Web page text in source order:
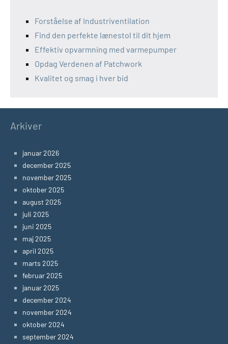
Forståelse af Industriventilation
Find den perfekte lænestol til dit hjem
Effektiv opvarmning med varmepumper
Opdag Verdenen af Patchwork
Kvalitet og smag i hver bid
Arkiver
januar 2026
december 2025
november 2025
oktober 2025
august 2025
juli 2025
juni 2025
maj 2025
april 2025
marts 2025
februar 2025
januar 2025
december 2024
november 2024
oktober 2024
september 2024